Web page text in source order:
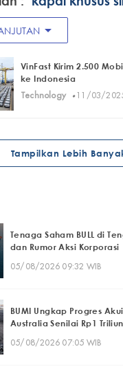
arrow_drop_down
VinFast Kirim 2.500
ke Indonesia
Technology
· 11/03/
Tampilkan Lebih
Tenaga Saham BULL di
dan Rumor Aksi Korporasi
05/08/2026 09:32 WIB
BUMI Ungkap Progres
Australia Senilai Rp1 Triliun
05/08/2026 07:05 WIB